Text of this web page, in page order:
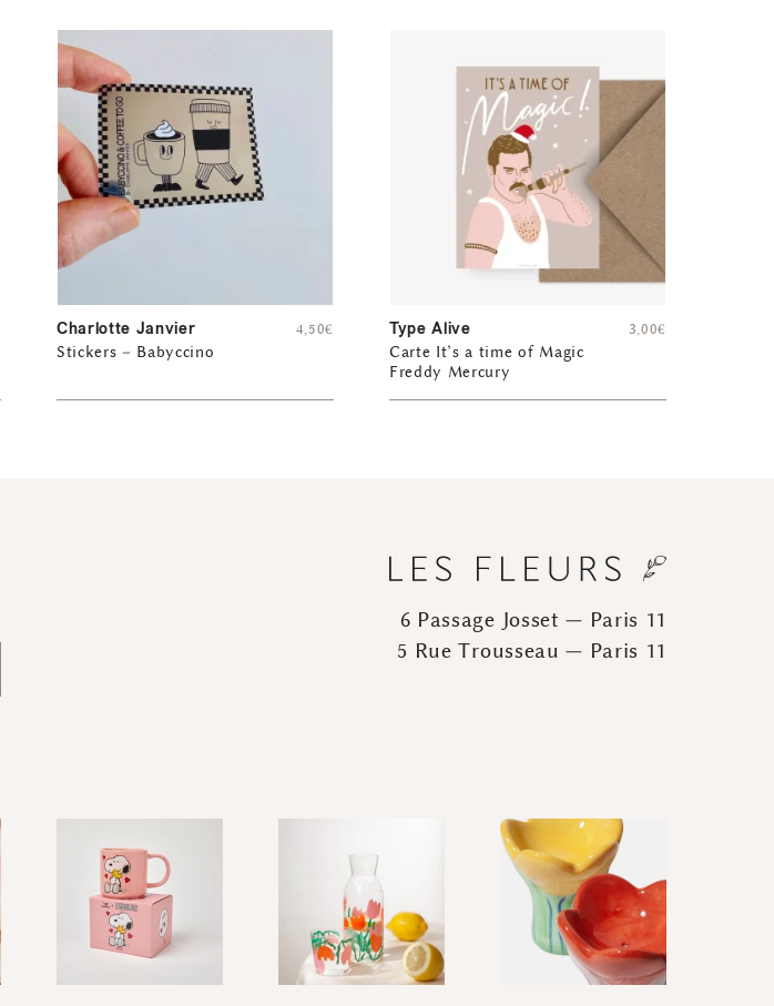
Charlotte Janvier
Stickers – Babyccino
4,50€ Type Alive
Carte It’s a time of Magic
Freddy Mercury
3,00€
6 Passage Josset — Paris 11
5 Rue Trousseau — Paris 11